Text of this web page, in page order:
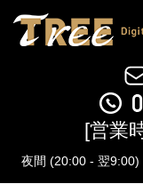
[営業
夜間 (20:00 - 翌